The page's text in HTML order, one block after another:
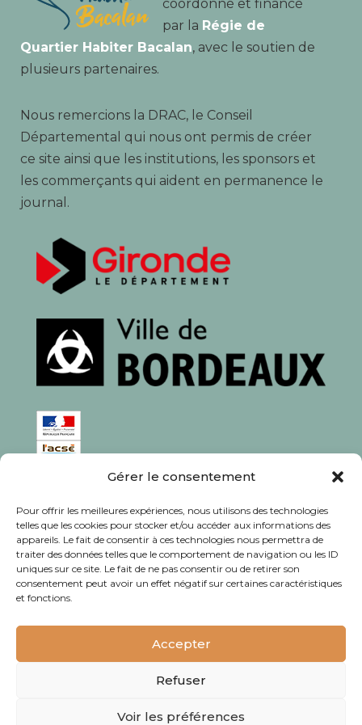
Gérer le consentement
Pour offrir les meilleures expériences, nous utilisons des technologies
telles que les cookies pour stocker et/ou accéder aux informations des
appareils. Le fait de consentir à ces technologies nous permettra de
traiter des données telles que le comportement de navigation ou les ID
uniques sur ce site. Le fait de ne pas consentir ou de retirer son
consentement peut avoir un effet négatif sur certaines caractéristiques
et fonctions.
Accepter
Refuser
Voir les préférences
coordonné et financé
par la Régie de
Quartier Habiter Bacalan, avec le soutien de
plusieurs partenaires.
Nous remercions la DRAC, le Conseil
Départemental qui nous ont permis de créer
ce site ainsi que les institutions, les sponsors et
les commerçants qui aident en permanence le
journal.
Rédaction, photos et corrections : habitants et
associations du quartier
Mentions légales